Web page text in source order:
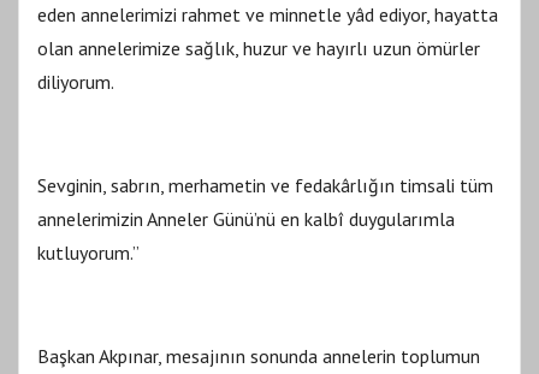
eden annelerimizi rahmet ve minnetle yâd ediyor, hayatta
olan annelerimize sağlık, huzur ve hayırlı uzun ömürler
diliyorum.
Sevginin, sabrın, merhametin ve fedakârlığın timsali tüm
annelerimizin Anneler Günü’nü en kalbî duygularımla
kutluyorum.”
Başkan Akpınar, mesajının sonunda annelerin toplumun